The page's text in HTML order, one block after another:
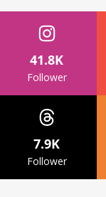
41.8K
Follower
7.9K
Follower